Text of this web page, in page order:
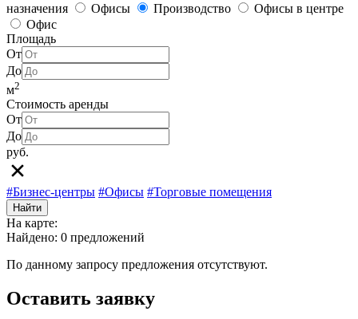
назначения
Офисы Производство
Офисы в центре
Офис
Площадь
От
До
м2
Стоимость аренды
От
До
руб.
#Бизнес-центры #Офисы #Торговые помещения
Найти
На карте:
Найдено: 0 предложений
По данному запросу предложения отсутствуют.
Оставить заявку